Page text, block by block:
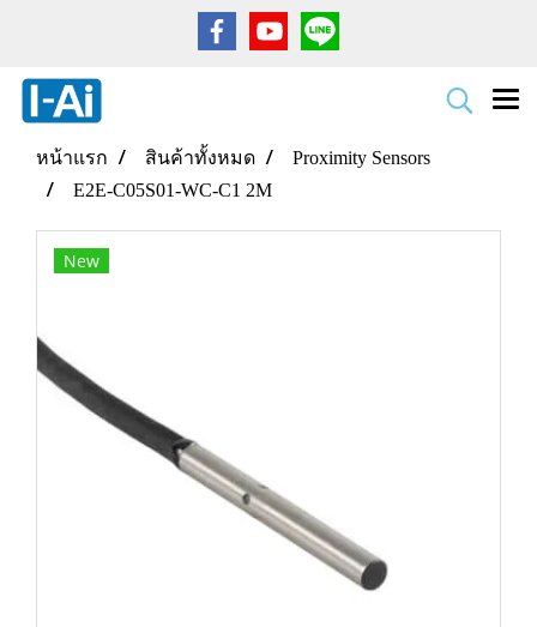
หน้าแรก สินค้าทั้งหมด
Proximity Sensors
E2E-C05S01-WC-C1 2M
New